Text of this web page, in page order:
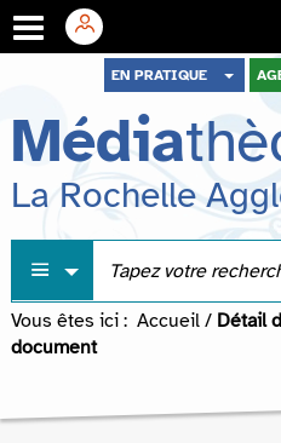
menu
contenu
recherche
EN PRATIQUE
Média
La Rochelle
Vous êtes ici : Accueil / Détail
document